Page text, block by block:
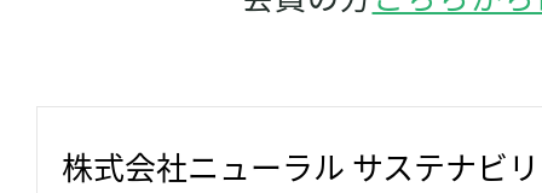
株式会社ニューラル サステナビ